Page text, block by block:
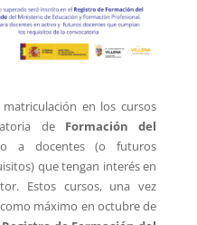
en los cursos
de Formación del
a docentes (o futuros
que tengan interés en
Estos cursos, una vez
máximo en octubre de